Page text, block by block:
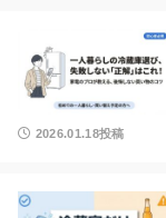
2026.01.18投稿